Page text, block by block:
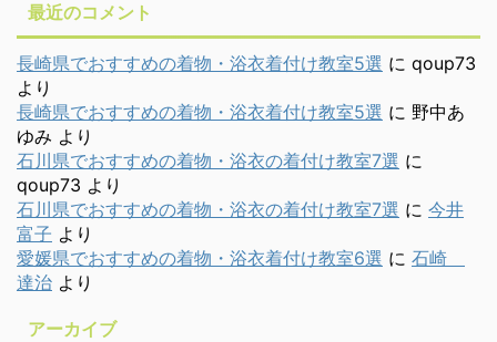
最近のコメント
長崎県でおすすめの着物・浴衣着付け教室5選 に qoup73
より
長崎県でおすすめの着物・浴衣着付け教室5選 に 野中あ
ゆみ より
石川県でおすすめの着物・浴衣の着付け教室7選 に
qoup73 より
石川県でおすすめの着物・浴衣の着付け教室7選 に 今井
富子 より
愛媛県でおすすめの着物・浴衣着付け教室6選 に 石崎
達治 より
アーカイブ